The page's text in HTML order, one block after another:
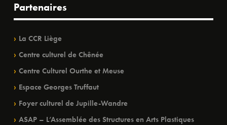
Partenaires
La CCR Liège
Centre culturel de Chênée
Centre Culturel Ourthe et Meuse
Espace Georges Truffaut
Foyer culturel de Jupille-Wandre
ASAP – L’Assemblée des Structures en Arts Plastiques